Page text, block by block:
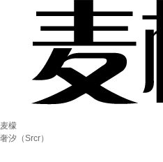
麦檬
奢汐（Srcr）